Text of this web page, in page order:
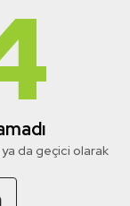
ya da geçici olarak